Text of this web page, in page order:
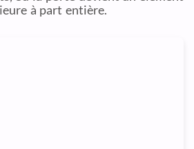
à part entière.